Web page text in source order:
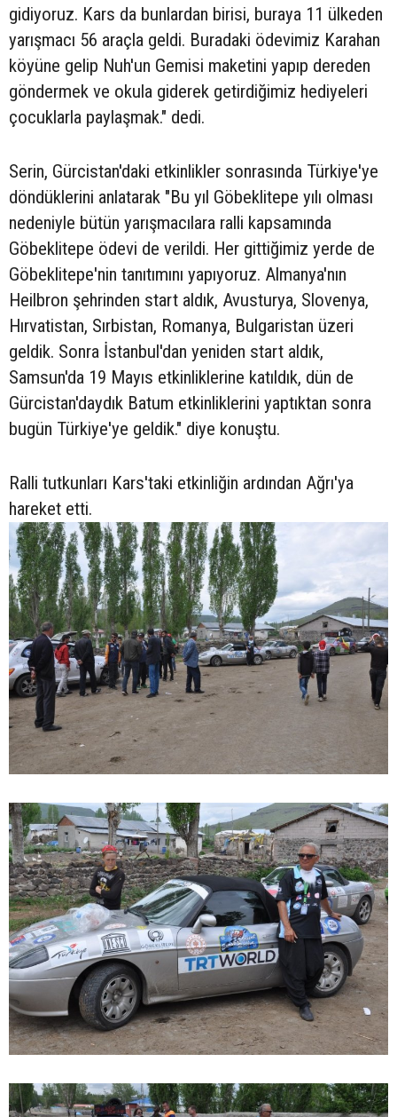
gidiyoruz. Kars da bunlardan birisi, buraya 11 ülkeden
yarışmacı 56 araçla geldi. Buradaki ödevimiz Karahan
köyüne gelip Nuh'un Gemisi maketini yapıp dereden
göndermek ve okula giderek getirdiğimiz hediyeleri
çocuklarla paylaşmak." dedi.
Serin, Gürcistan'daki etkinlikler sonrasında Türkiye'ye
döndüklerini anlatarak "Bu yıl Göbeklitepe yılı olması
nedeniyle bütün yarışmacılara ralli kapsamında
Göbeklitepe ödevi de verildi. Her gittiğimiz yerde de
Göbeklitepe'nin tanıtımını yapıyoruz. Almanya'nın
Heilbron şehrinden start aldık, Avusturya, Slovenya,
Hırvatistan, Sırbistan, Romanya, Bulgaristan üzeri
geldik. Sonra İstanbul'dan yeniden start aldık,
Samsun'da 19 Mayıs etkinliklerine katıldık, dün de
Gürcistan'daydık Batum etkinliklerini yaptıktan sonra
bugün Türkiye'ye geldik." diye konuştu.
Ralli tutkunları Kars'taki etkinliğin ardından Ağrı'ya
hareket etti.